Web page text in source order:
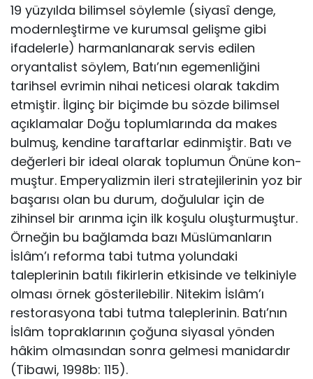
19 yüzyılda bilimsel söylemle (siyasî denge,
modernleştirme ve kurumsal gelişme gibi
ifadelerle) harmanlanarak servis edilen
oryantalist söylem, Batı’nın egemenliğini
tarihsel evrimin nihai neticesi olarak takdim
etmiştir. İlginç bir bi­çimde bu sözde bilimsel
açıklamalar Doğu toplumlarında da makes
bulmuş, ken­dine taraftarlar edinmiştir. Batı ve
değerleri bir ideal olarak toplumun Önüne kon­
muştur. Emperyalizmin ileri stratejilerinin yoz bir
başarısı olan bu durum, doğu­lular için de
zihinsel bir arınma için ilk koşulu oluşturmuştur.
Örneğin bu bağ­lamda bazı Müslümanların
İslâm’ı reforma tabi tutma yolundaki
taleplerinin ba­tılı fikirlerin etkisinde ve telkiniyle
olması örnek gösterilebilir. Nitekim İslâm’ı
restorasyona tabi tutma taleplerinin. Batı’nın
İslâm topraklarının çoğuna siyasal yönden
hâkim olmasından sonra gelmesi manidardır
(Tibawi, 1998b: 115).